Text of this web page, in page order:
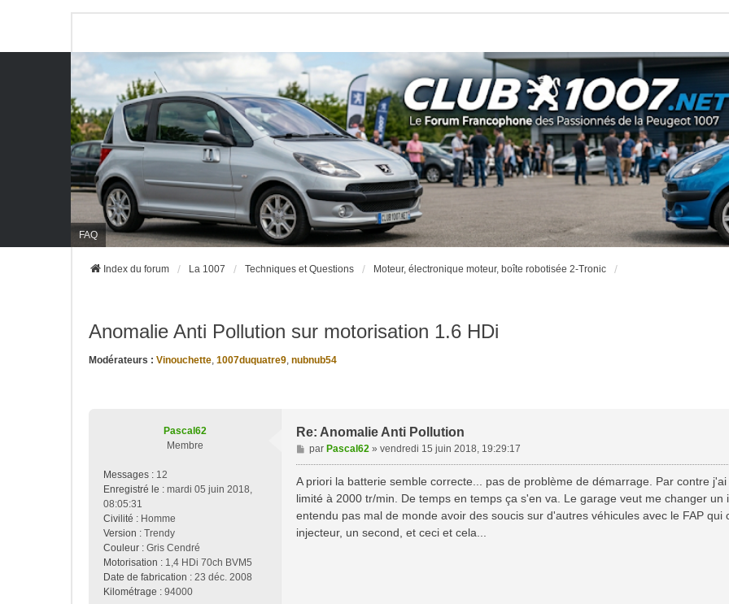
FAQ
Index du forum La 1007 Techniques et Questions Moteur, électronique moteur, boîte robotisée 2-Tronic
Anomalie Anti Pollution sur motorisation 1.6 HDi
Modérateurs : Vinouchette, 1007duquatre9, nubnub54
Pascal62
Membre
Messages : 12
Enregistré le : mardi 05 juin 2018,
08:05:31
Civilité : Homme
Version : Trendy
Couleur : Gris Cendré
Motorisation : 1,4 HDi 70ch BVM5
Date de fabrication : 23 déc. 2008
Kilométrage : 94000
Re: Anomalie Anti Pollution
M
e
s
g
e
par Pascal62» vendredi 15 juin 2018, 19:29:17
A priori la batterie semble correcte... pas de problème de démarrage. Par contre
limité à 2000 tr/min. De temps en temps ça s'en va. Le garage veut me changer
entendu pas mal de monde avoir des soucis sur d'autres véhicules avec le FAP
injecteur, un second, et ceci et cela...